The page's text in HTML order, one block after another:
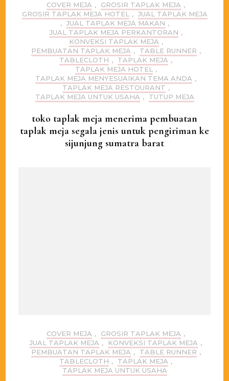
COVER MEJA , GROSIR TAPLAK MEJA ,
GROSIR TAPLAK MEJA HOTEL , JUAL TAPLAK MEJA
, JUAL TAPLAK MEJA MAKAN ,
JUAL TAPLAK MEJA PERKANTORAN ,
KONVEKSI TAPLAK MEJA ,
PEMBUATAN TAPLAK MEJA , TABLE RUNNER ,
TABLECLOTH , TAPLAK MEJA ,
TAPLAK MEJA HOTEL ,
TAPLAK MEJA MENYESUAIKAN TEMA ANDA ,
TAPLAK MEJA RESTOURANT ,
TAPLAK MEJA UNTUK USAHA , TUTUP MEJA
toko taplak meja menerima pembuatan
taplak meja segala jenis untuk pengiriman ke
sijunjung sumatra barat
COVER MEJA , GROSIR TAPLAK MEJA ,
JUAL TAPLAK MEJA , KONVEKSI TAPLAK MEJA ,
PEMBUATAN TAPLAK MEJA , TABLE RUNNER ,
TABLECLOTH , TAPLAK MEJA ,
TAPLAK MEJA UNTUK USAHA